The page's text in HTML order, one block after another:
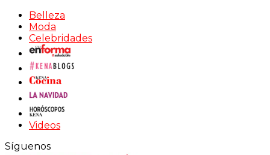
Belleza
Moda
Celebridades
Videos
Síguenos